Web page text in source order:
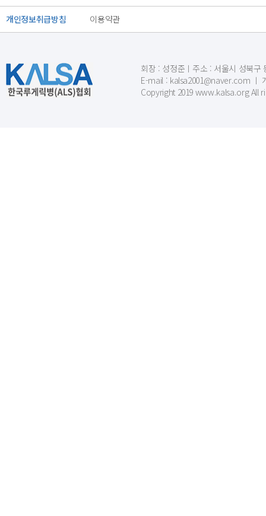
개인정보취급방침 이용약관
회장 : 성정준ㅣ주소 : 서울시 성북구
E-mail : kalsa2001@naver.com ㅣ
Copyright 2019 www.kalsa.org All